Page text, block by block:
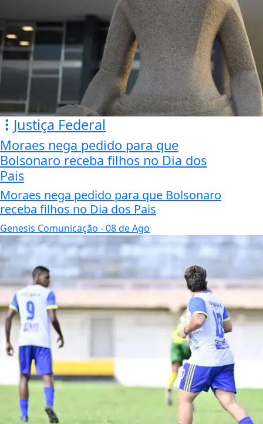
Justiça Federal
Moraes nega pedido para que
Bolsonaro receba filhos no Dia dos
Pais
Moraes nega pedido para que Bolsonaro
receba filhos no Dia dos Pais
Genesis Comunicação - 08 de Ago